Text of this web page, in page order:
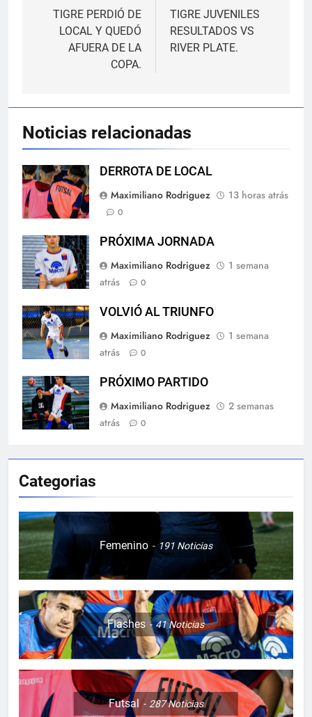
de
entradas
TIGRE PERDIÓ DE
LOCAL Y QUEDÓ
AFUERA DE LA
COPA.
TIGRE JUVENILES
RESULTADOS VS
RIVER PLATE.
Noticias relacionadas
DERROTA DE LOCAL
Maximiliano Rodriguez
13 horas atrás
0
PRÓXIMA JORNADA
Maximiliano Rodriguez
1 semana
atrás
0
VOLVIÓ AL TRIUNFO
Maximiliano Rodriguez
1 semana
atrás
0
PRÓXIMO PARTIDO
Maximiliano Rodriguez
2 semanas
atrás
0
Categorias
Femenino 191 Noticias
Flashes 41Noticias
Futsal 287Noticias